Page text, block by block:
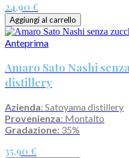
24,90 €
Aggiungi al carrello
Anteprima
Amaro Sato Nashi
distillery
Azienda: Satoyama distillery
Provenienza: Montalto
Gradazione: 35%
35,90 €